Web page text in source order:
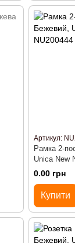
Артикул:
Рамка 2-
Unica New
0.00 грн
Купити